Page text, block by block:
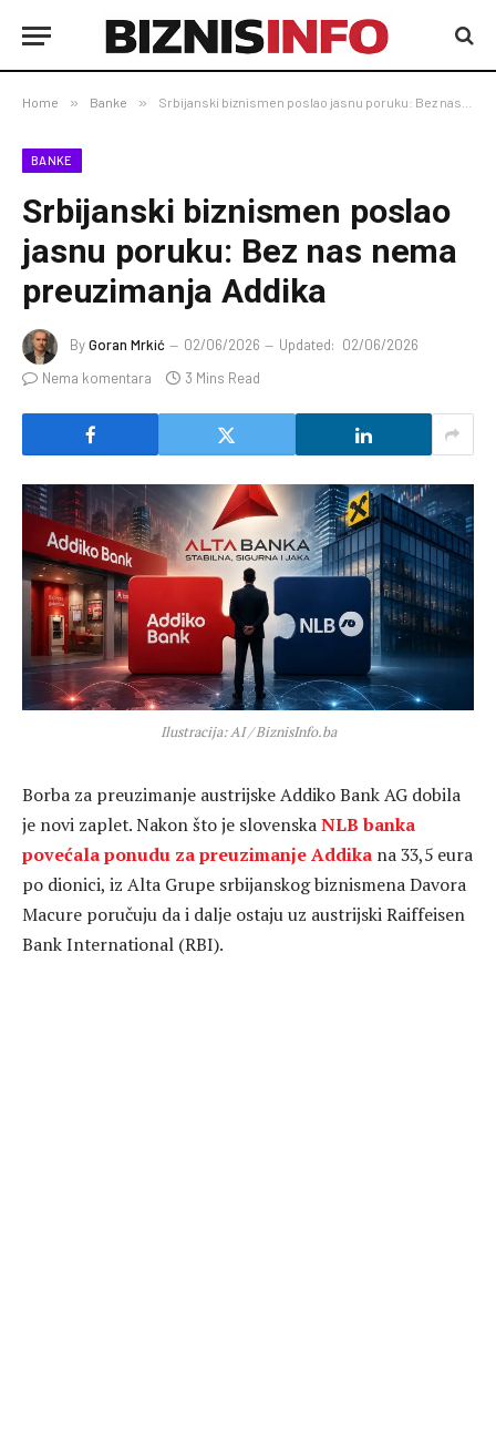
Home » Banke » Srbijanski biznismen poslao jasnu poruku: Bez nas nema preuzimanja Addika
BANKE
Srbijanski biznismen poslao
jasnu poruku: Bez nas nema
preuzimanja Addika
ByGoran Mrkić 02/06/2026 Updated: 02/06/2026
Nema komentara
3 Mins Read
Ilustracija: AI / BiznisInfo.ba
Borba za preuzimanje austrijske Addiko Bank AG dobila
je novi zaplet. Nakon što je slovenskaNLB banka
povećala ponudu za preuzimanje Addika na 33,5 eura
po dionici, iz Alta Grupe srbijanskog biznismena Davora
Macure poručuju da i dalje ostaju uz austrijski Raiffeisen
Bank International (RBI).